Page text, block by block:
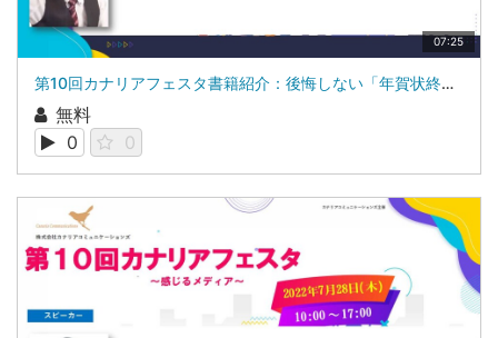
07:25
第10回カナリアフェスタ書籍紹介：後悔しない「年賀状終活」のすすめ増田 耕太
無料
0
0